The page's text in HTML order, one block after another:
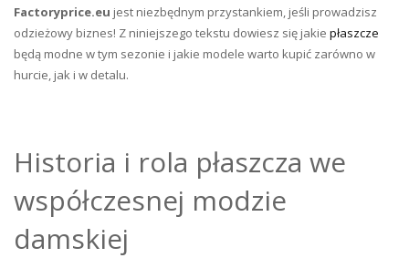
Factoryprice.eu jest niezbędnym przystankiem, jeśli prowadzisz
odzieżowy biznes! Z niniejszego tekstu dowiesz się jakie płaszcze
będą modne w tym sezonie i jakie modele warto kupić zarówno w
hurcie, jak i w detalu.
Historia i rola płaszcza we
współczesnej modzie
damskiej